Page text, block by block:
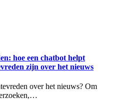
hoe een chatbot helpt
zijn over het nieuws
over het nieuws? Om